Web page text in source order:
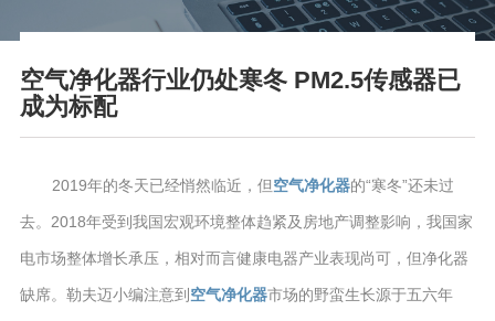
空气净化器行业仍处寒冬 PM2.5传感器已
成为标配
2019年的冬天已经悄然临近，但空气净化器的“寒冬”还未过
去。2018年受到我国宏观环境整体趋紧及房地产调整影响，我国家
电市场整体增长承压，相对而言健康电器产业表现尚可，但净化器
缺席。勒夫迈小编注意到 空气净化器市场的野蛮生长源于五六年